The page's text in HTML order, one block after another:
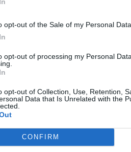
opt-out of the Sale of my Personal Data.
opt-out of processing my Personal
opt-out of Collection, Use, Retention,
Data that Is Unrelated with the
CONFIRM
del resto de los
por meningococo
con
sea posible. El
meningitis bacteriana debe
aunque el riesgo sigue
deberán ser
con antibióticos
estado de salud.